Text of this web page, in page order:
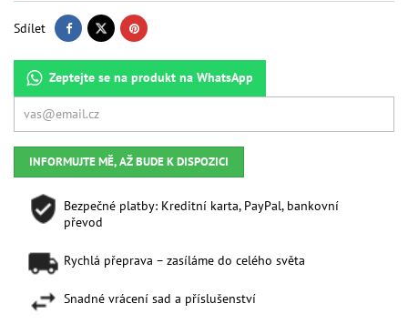
Sdílet
Zeptejte se na produkt na WhatsApp
INFORMUJTE MĚ, AŽ BUDE K DISPOZICI
Bezpečné platby: Kreditní karta, PayPal, bankovní
převod
Rychlá přeprava – zasíláme do celého světa
Snadné vrácení sad a příslušenství